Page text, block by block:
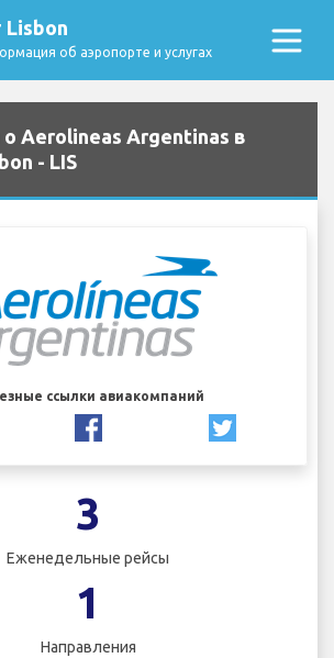
Lisbon
об аэропорте и услугах
Aerolineas Argentinas в
- LIS
ссылки авиакомпаний
3
Еженедельные рейсы
1
Направления